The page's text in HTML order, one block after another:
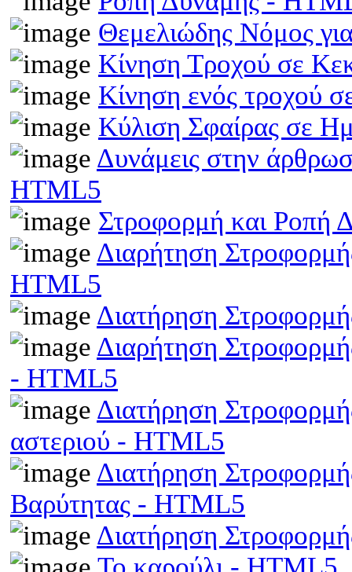
Θεμελιώδης Νόμος
Κίνηση Τροχού σε
Κίνηση ενός τροχού
Κύλιση Σφαίρας σε
Δυνάμεις στην
HTML5
Στροφορμή και Ροπή
Διαρήτηση
HTML5
Διατήρηση
Διαρήτηση
- HTML5
Διατήρηση
αστεριού - HTML5
Διατήρηση
Βαρύτητας - HTML5
Διατήρηση